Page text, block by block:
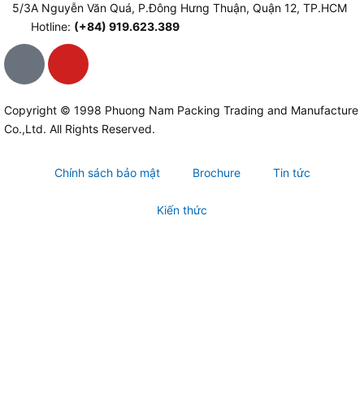
5/3A Nguyễn Văn Quá, P.Đông Hưng Thuận, Quận 12, TP.HCM
Hotline: (+84) 919.623.389
I
n
-
Y
t
u
e
Copyright © 1998 Phuong Nam Packing Trading and Manufacture
Co.,Ltd. All Rights Reserved.
Chính sách bảo mật Brochure Tin tức
Kiến thức